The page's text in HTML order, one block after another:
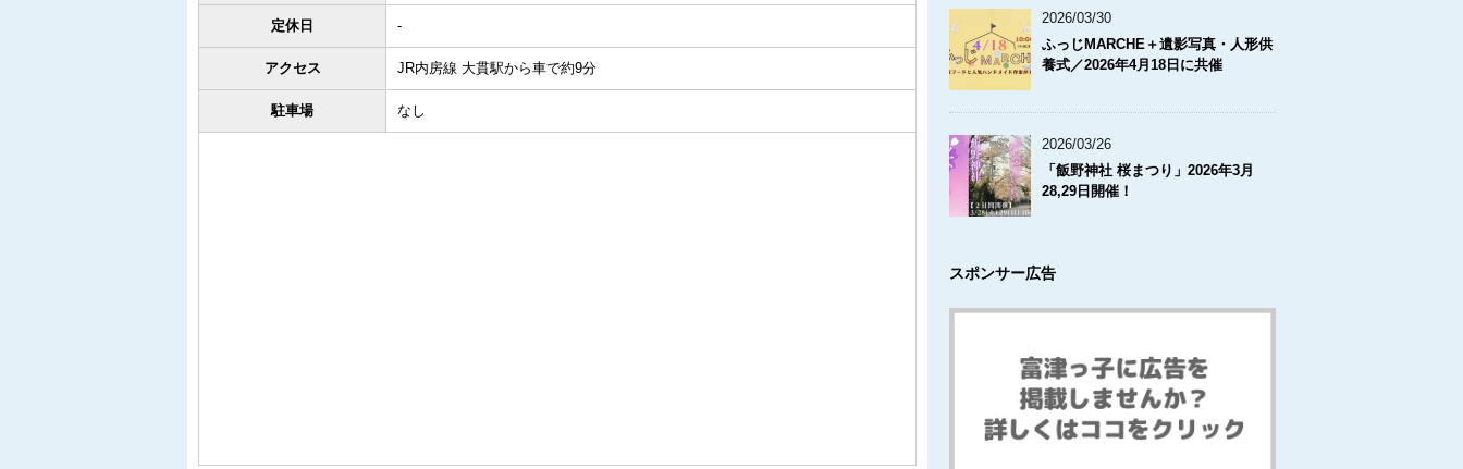
定休日 -
アクセス JR内房線 大貫駅から車で約9分
駐車場 なし
2026/03/30
ふっじMARCHE＋遺影写真・人形供
養式／2026年4月18日に共催
2026/03/26
「飯野神社 桜まつり」2026年3月
28,29日開催！
スポンサー広告